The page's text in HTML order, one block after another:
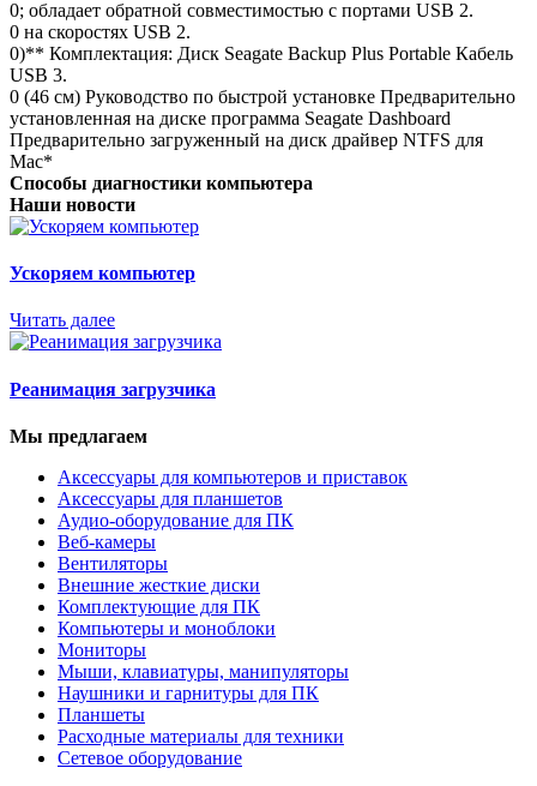
0; обладает обратной совместимостью с портами USB 2.
0 на скоростях USB 2.
0)** Комплектация: Диск Seagate Backup Plus Portable Кабель
USB 3.
0 (46 см) Руководство по быстрой установке Предварительно
установленная на диске программа Seagate Dashboard
Предварительно загруженный на диск драйвер NTFS для
Mac*
Способы диагностики компьютера
Наши новости
Ускоряем компьютер
Читать далее
Реанимация загрузчика
Мы предлагаем
Аксессуары для компьютеров и приставок
Аксессуары для планшетов
Аудио-оборудование для ПК
Веб-камеры
Вентиляторы
Внешние жесткие диски
Комплектующие для ПК
Компьютеры и моноблоки
Мониторы
Мыши, клавиатуры, манипуляторы
Наушники и гарнитуры для ПК
Планшеты
Расходные материалы для техники
Сетевое оборудование